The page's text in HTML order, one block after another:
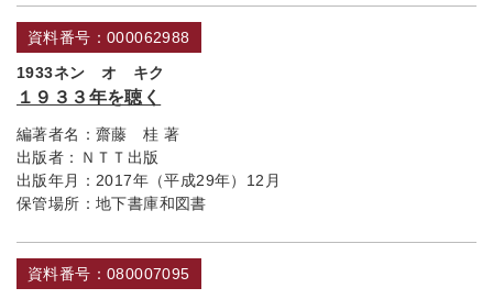
資料番号：000062988
1933ネン オ キク
１９３３年を聴く
編著者名： 齋藤 桂 著
出版者：
ＮＴＴ出版
出版年月： 2017年（平成29年）12月
保管場所： 地下書庫和図書
資料番号：080007095